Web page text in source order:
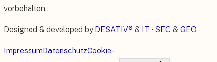
vorbehalten.
Designed & developed by DESATIV® & IT · SEO & GEO
ImpressumDatenschutzCookie-